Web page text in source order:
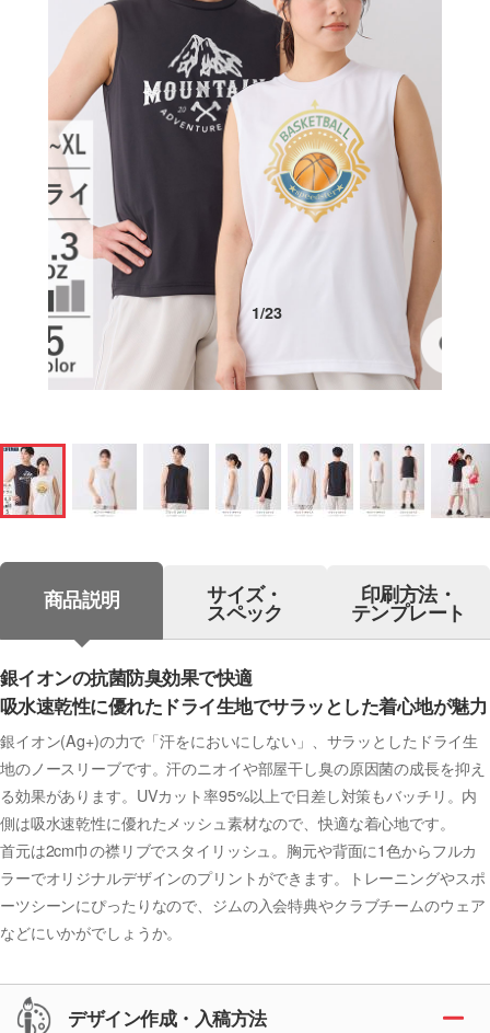
1/23
商品説明 サイズ・
スペック
印刷方法・
テンプレート
銀イオンの抗菌防臭効果で快適
吸水速乾性に優れたドライ生地でサラッとした着心地が魅力
銀イオン(Ag+)の力で「汗をにおいにしない」、サラッとしたドライ生
地のノースリーブです。汗のニオイや部屋干し臭の原因菌の成長を抑え
る効果があります。UVカット率95%以上で日差し対策もバッチリ。内
側は吸水速乾性に優れたメッシュ素材なので、快適な着心地です。
首元は2cm巾の襟リブでスタイリッシュ。胸元や背面に1色からフルカ
ラーでオリジナルデザインのプリントができます。トレーニングやスポ
ーツシーンにぴったりなので、ジムの入会特典やクラブチームのウェア
などにいかがでしょうか。
デザイン作成・入稿方法